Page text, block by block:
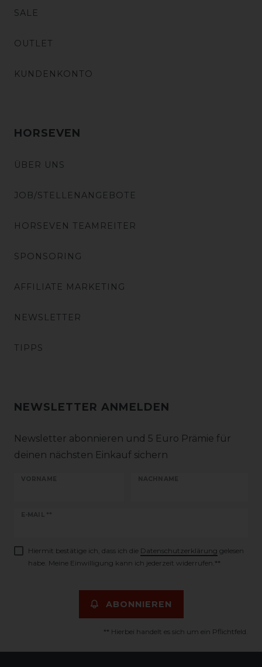
SALE
OUTLET
KUNDENKONTO
HORSEVEN
ÜBER UNS
JOB/STELLENANGEBOTE
HORSEVEN TEAMREITER
SPONSORING
AFFILIATE MARKETING
NEWSLETTER
TIPPS
NEWSLETTER ANMELDEN
Newsletter abonnieren und 5 Euro Prämie für
deinen nächsten Einkauf sichern
VORNAME NACHNAME
E-MAIL **
Newsletter
Hiermit bestätige ich, dass ich die Daten­schutz­erklärung gelesen
habe. Meine Einwilligung kann ich jederzeit widerrufen.**
ABONNIEREN
** Hierbei handelt es sich um ein Pflichtfeld.